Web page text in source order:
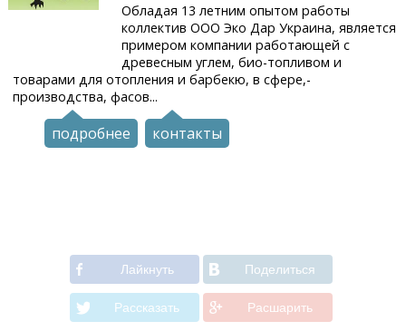
Обладая 13 летним опытом работы
коллектив ООО Эко Дар Украина, является
примером компании работающей с
древесным углем, био-топливом и
товарами для отопления и барбекю, в сфере,-
производства, фасов...
подробнее контакты
Лайкнуть Поделиться
Рассказать Расшарить